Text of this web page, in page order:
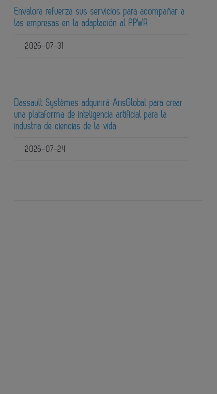
Envalora refuerza sus servicios para acompañar a
las empresas en la adaptación al PPWR
2026-07-31
Dassault Systèmes adquirirá ArisGlobal para crear
una plataforma de inteligencia artificial para la
industria de ciencias de la vida
2026-07-24